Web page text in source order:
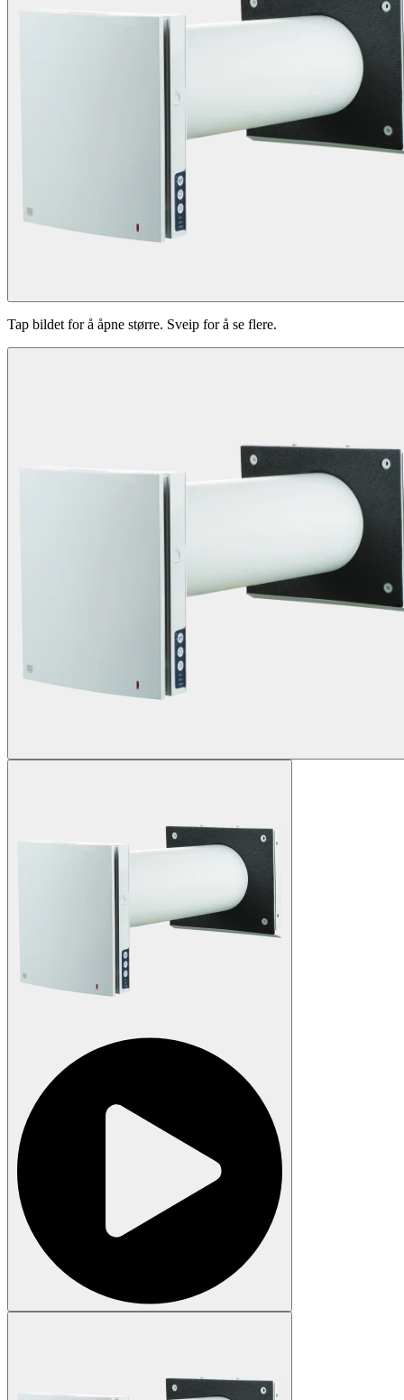
Tap bildet for å åpne større. Sveip for å se flere.